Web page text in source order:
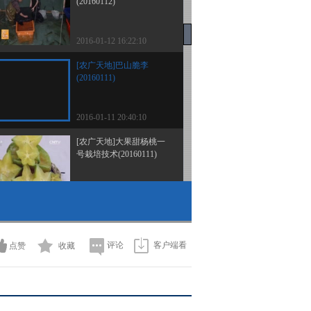
2016-01-12 16:22:10
[农广天地]巴山脆李
(20160111)
2016-01-11 20:40:10
[农广天地]大果甜杨桃一
号栽培技术(20160111)
2016-01-10 20:02:12
[农广天地]给鲟鱼搬个家
点赞 收藏 评论 客户端看